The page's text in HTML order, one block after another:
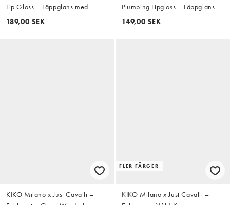
Lip Gloss – Läppglans med
SPF30 - 01 Honey Guard
189,00 SEK
Plumping Lipgloss – Läppglans
6,5ml - 01 Tutu Rose
149,00 SEK
KIKO Milano x Just Cavalli –
FLER FÄRGER
KIKO Milano x Just Cavalli –